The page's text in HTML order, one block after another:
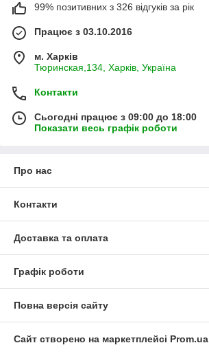
99% позитивних з 326 відгуків за рік
Працює з 03.10.2016
м. Харків
Тюринская,134, Харків, Україна
Контакти
Сьогодні працює з 09:00 до 18:00
Показати весь графік роботи
Про нас
Контакти
Доставка та оплата
Графік роботи
Повна версія сайту
Сайт створено на маркетплейсі Prom.ua